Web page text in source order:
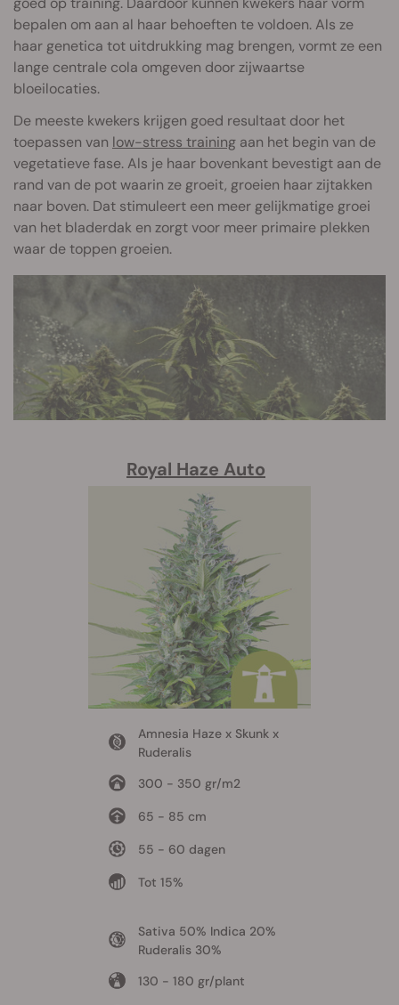
bepalen om aan al haar behoeften te voldoen. Als ze
haar genetica tot uitdrukking mag brengen, vormt ze een
lange centrale cola omgeven door zijwaartse
bloeilocaties.
De meeste kwekers krijgen goed resultaat door het
toepassen van low-stress training aan het begin van de
vegetatieve fase. Als je haar bovenkant bevestigt aan de
rand van de pot waarin ze groeit, groeien haar zijtakken
naar boven. Dat stimuleert een meer gelijkmatige groei
van het bladerdak en zorgt voor meer primaire plekken
waar de toppen groeien.
Royal Haze Auto
Amnesia Haze x Skunk x
Ruderalis
300 - 350 gr/m2
65 - 85 cm
55 - 60 dagen
Tot 15%
Sativa 50% Indica 20%
Ruderalis 30%
130 - 180 gr/plant